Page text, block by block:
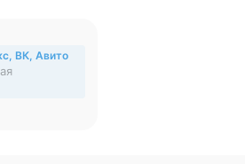
ВК, Авито